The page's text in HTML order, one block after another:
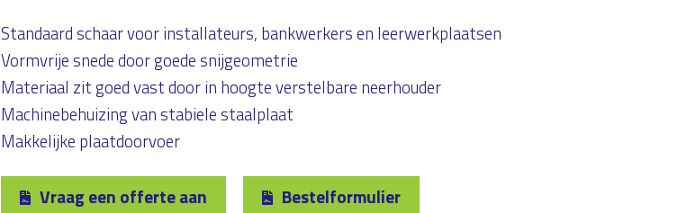
Standaard schaar voor installateurs, bankwerkers en leerwerkplaatsen
Vormvrije snede door goede snijgeometrie
Materiaal zit goed vast door in hoogte verstelbare neerhouder
Machinebehuizing van stabiele staalplaat
Makkelijke plaatdoorvoer
Vraag een offerte aan Bestelformulier